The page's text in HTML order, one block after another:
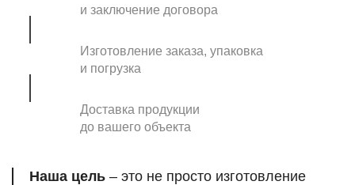
и заключение договора
Изготовление заказа, упаковка
и погрузка
Доставка продукции
до вашего объекта
Наша цель – это не просто изготовление